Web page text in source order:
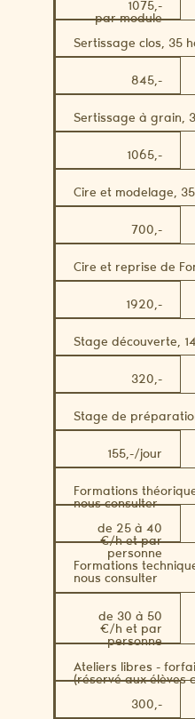
1075,-
par module
Sertissage clos, 35
845,-
Sertissage à grain,
1065,-
Cire et modelage,
700,-
Cire et reprise de
1920,-
Stage découverte,
320,-
Stage de
155,-/jour
Formations
nous consulter
de 25 à 40
€/h et par
personne
Formations
nous consulter
de 30 à 50
€/h et par
personne
Ateliers libres -
(réservé aux élèves
300,-